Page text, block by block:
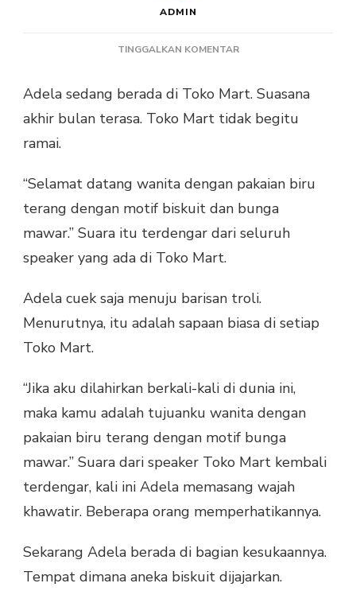
ADMIN
TINGGALKAN KOMENTARPADA
BISKUIT
TOKO
Adela sedang berada di Toko Mart. Suasana
akhir bulan terasa. Toko Mart tidak begitu
ramai.
“Selamat datang wanita dengan pakaian biru
terang dengan motif biskuit dan bunga
mawar.” Suara itu terdengar dari seluruh
speaker yang ada di Toko Mart.
Adela cuek saja menuju barisan troli.
Menurutnya, itu adalah sapaan biasa di setiap
Toko Mart.
“Jika aku dilahirkan berkali-kali di dunia ini,
maka kamu adalah tujuanku wanita dengan
pakaian biru terang dengan motif bunga
mawar.” Suara dari speaker Toko Mart kembali
terdengar, kali ini Adela memasang wajah
khawatir. Beberapa orang memperhatikannya.
Sekarang Adela berada di bagian kesukaannya.
Tempat dimana aneka biskuit dijajarkan.